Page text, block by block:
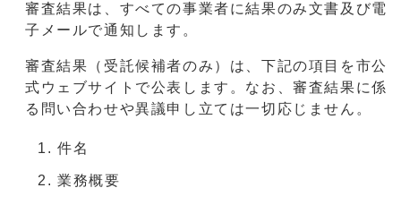
審査結果は、すべての事業者に結果のみ文書及び電
子メールで通知します。
審査結果（受託候補者のみ）は、下記の項目を市公
式ウェブサイトで公表します。なお、審査結果に係
る問い合わせや異議申し立ては一切応じません。
件名
業務概要